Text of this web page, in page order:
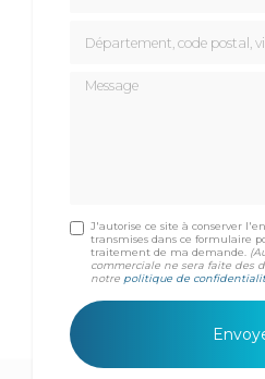
Message
J'autorise ce site à conserver
transmises dans ce formulaire
traitement de ma demande.
commerciale ne sera faite des
notre politique de